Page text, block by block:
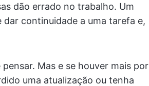
dão errado no trabalho. Um
continuidade a uma tarefa e,
Mas e se houver mais por
uma atualização ou tenha